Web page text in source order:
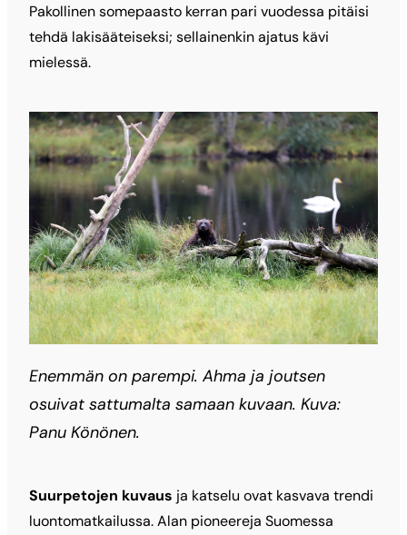
Pakollinen somepaasto kerran pari vuodessa pitäisi
tehdä lakisääteiseksi; sellainenkin ajatus kävi
mielessä.
Enemmän on parempi. Ahma ja joutsen
osuivat sattumalta samaan kuvaan. Kuva:
Panu Könönen.
Suurpetojen kuvaus ja katselu ovat kasvava trendi
luontomatkailussa. Alan pioneereja Suomessa